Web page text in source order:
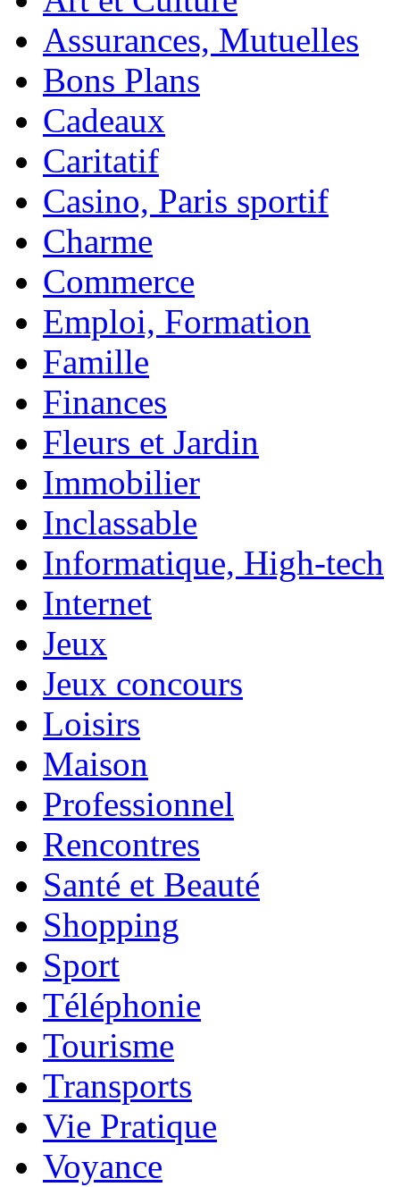
Assurances, Mutuelles
Bons Plans
Cadeaux
Caritatif
Casino, Paris sportif
Charme
Commerce
Emploi, Formation
Famille
Finances
Fleurs et Jardin
Immobilier
Inclassable
Informatique, High-tech
Internet
Jeux
Jeux concours
Loisirs
Maison
Professionnel
Rencontres
Santé et Beauté
Shopping
Sport
Téléphonie
Tourisme
Transports
Vie Pratique
Voyance